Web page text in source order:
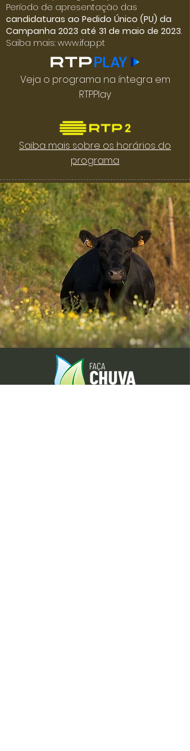
Período de apresentação das
candidaturas ao Pedido Único (PU) da
Campanha 2023 até 31 de maio de 2023.
Saiba mais: www.ifap.pt
Veja o programa na íntegra em
RTPPlay
Saiba mais sobre os horários do
programa